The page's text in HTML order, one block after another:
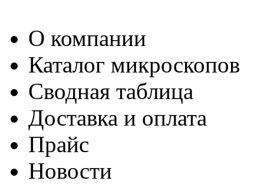
О компании
Каталог микроскопов
Сводная таблица
Доставка и оплата
Прайс
Новости